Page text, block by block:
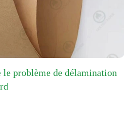
le problème de délamination